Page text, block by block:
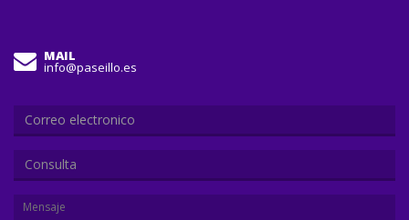
MAIL
info@paseillo.es
Consulta